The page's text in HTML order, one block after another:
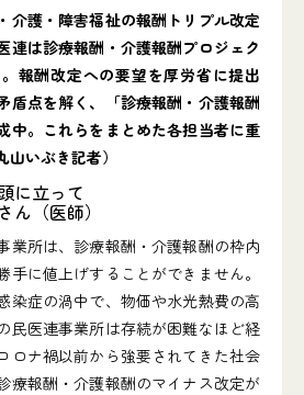
介護・障害福祉の報酬トリプル改定
連は診療報酬・介護報酬プロジェク
報酬改定への要望を厚労省に提出
盾点を解く、「診療報酬・介護報酬
中。これらをまとめた各担当者に重
いぶき記者）
に立って
（医師）
業所は、診療報酬・介護報酬の枠内
手に値上げすることができません。
染症の渦中で、物価や水光熱費の高
民医連事業所は存続が困難なほど経
ロナ禍以前から強要されてきた社会
療報酬・介護報酬のマイナス改定が